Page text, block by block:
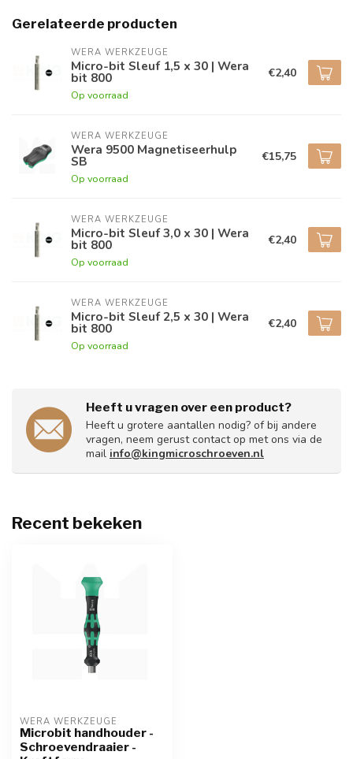
Gerelateerde producten
WERA WERKZEUGE
Micro-bit Sleuf 1,5 x 30 | Wera
bit 800
Op voorraad
€2,40
WERA WERKZEUGE
Wera 9500 Magnetiseerhulp
SB
Op voorraad
€15,75
WERA WERKZEUGE
Micro-bit Sleuf 3,0 x 30 | Wera
bit 800
Op voorraad
€2,40
WERA WERKZEUGE
Micro-bit Sleuf 2,5 x 30 | Wera
bit 800
Op voorraad
€2,40
Heeft u vragen over een product?
Heeft u grotere aantallen nodig? of bij andere
vragen, neem gerust contact op met ons via de
mail info@kingmicroschroeven.nl
Recent bekeken
WERA WERKZEUGE
Microbit handhouder -
Schroevendraaier -